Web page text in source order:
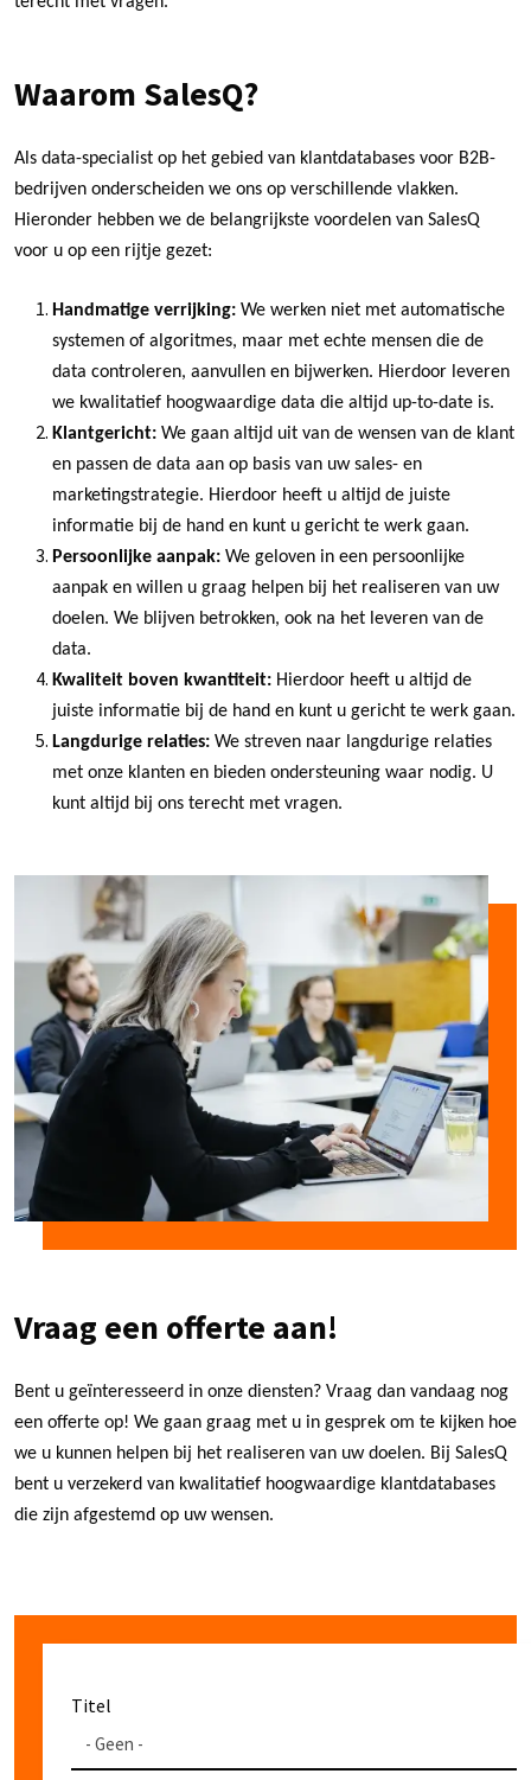
Waarom SalesQ?
Als data-specialist op het gebied van klantdatabases voor B2B-
bedrijven onderscheiden we ons op verschillende vlakken.
Hieronder hebben we de belangrijkste voordelen van SalesQ
voor u op een rijtje gezet:
Handmatige verrijking: We werken niet met automatische
systemen of algoritmes, maar met echte mensen die de
data controleren, aanvullen en bijwerken. Hierdoor leveren
we kwalitatief hoogwaardige data die altijd up-to-date is.
Klantgericht: We gaan altijd uit van de wensen van de klant
en passen de data aan op basis van uw sales- en
marketingstrategie. Hierdoor heeft u altijd de juiste
informatie bij de hand en kunt u gericht te werk gaan.
Persoonlijke aanpak: We geloven in een persoonlijke
aanpak en willen u graag helpen bij het realiseren van uw
doelen. We blijven betrokken, ook na het leveren van de
data.
Kwaliteit boven kwantiteit: Hierdoor heeft u altijd de
juiste informatie bij de hand en kunt u gericht te werk gaan.
Langdurige relaties: We streven naar langdurige relaties
met onze klanten en bieden ondersteuning waar nodig. U
kunt altijd bij ons terecht met vragen.
Vraag een offerte aan!
Bent u geïnteresseerd in onze diensten? Vraag dan vandaag nog
een offerte op! We gaan graag met u in gesprek om te kijken hoe
we u kunnen helpen bij het realiseren van uw doelen. Bij SalesQ
bent u verzekerd van kwalitatief hoogwaardige klantdatabases
die zijn afgestemd op uw wensen.
Naam
Titel
Titel